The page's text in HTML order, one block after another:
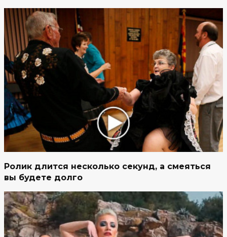
Ролик длится несколько секунд, а смеяться
вы будете долго